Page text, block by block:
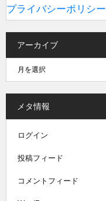
プライバシーポリシー
アーカイブ
メタ情報
ログイン
投稿フィード
コメントフィード